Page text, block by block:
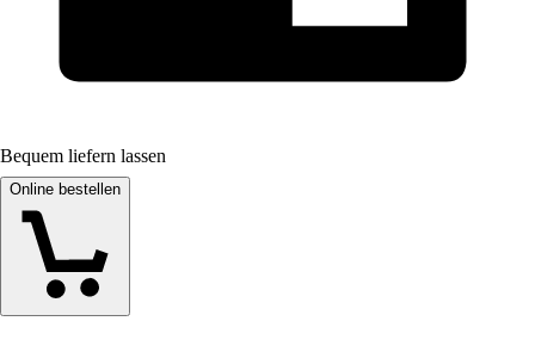
Bequem liefern lassen
Online bestellen